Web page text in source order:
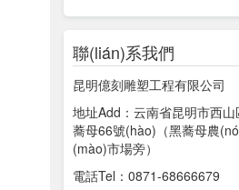
聯(lián)系我們
昆明億刻雕塑工程有限公司
地址Add：云南省昆明市西
蕎母66號(hào)（黑蕎母農
(mào)市場旁）
電話Tel：0871-68666679